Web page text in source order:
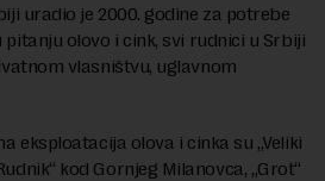
uradio je 2000. godine za potrebe
pitanju olovo i cink, svi rudnici u Srbiji
vlasništvu, uglavnom
eksploatacija olova i cinka su „Veliki
kod Gornjeg Milanovca, „Grot“